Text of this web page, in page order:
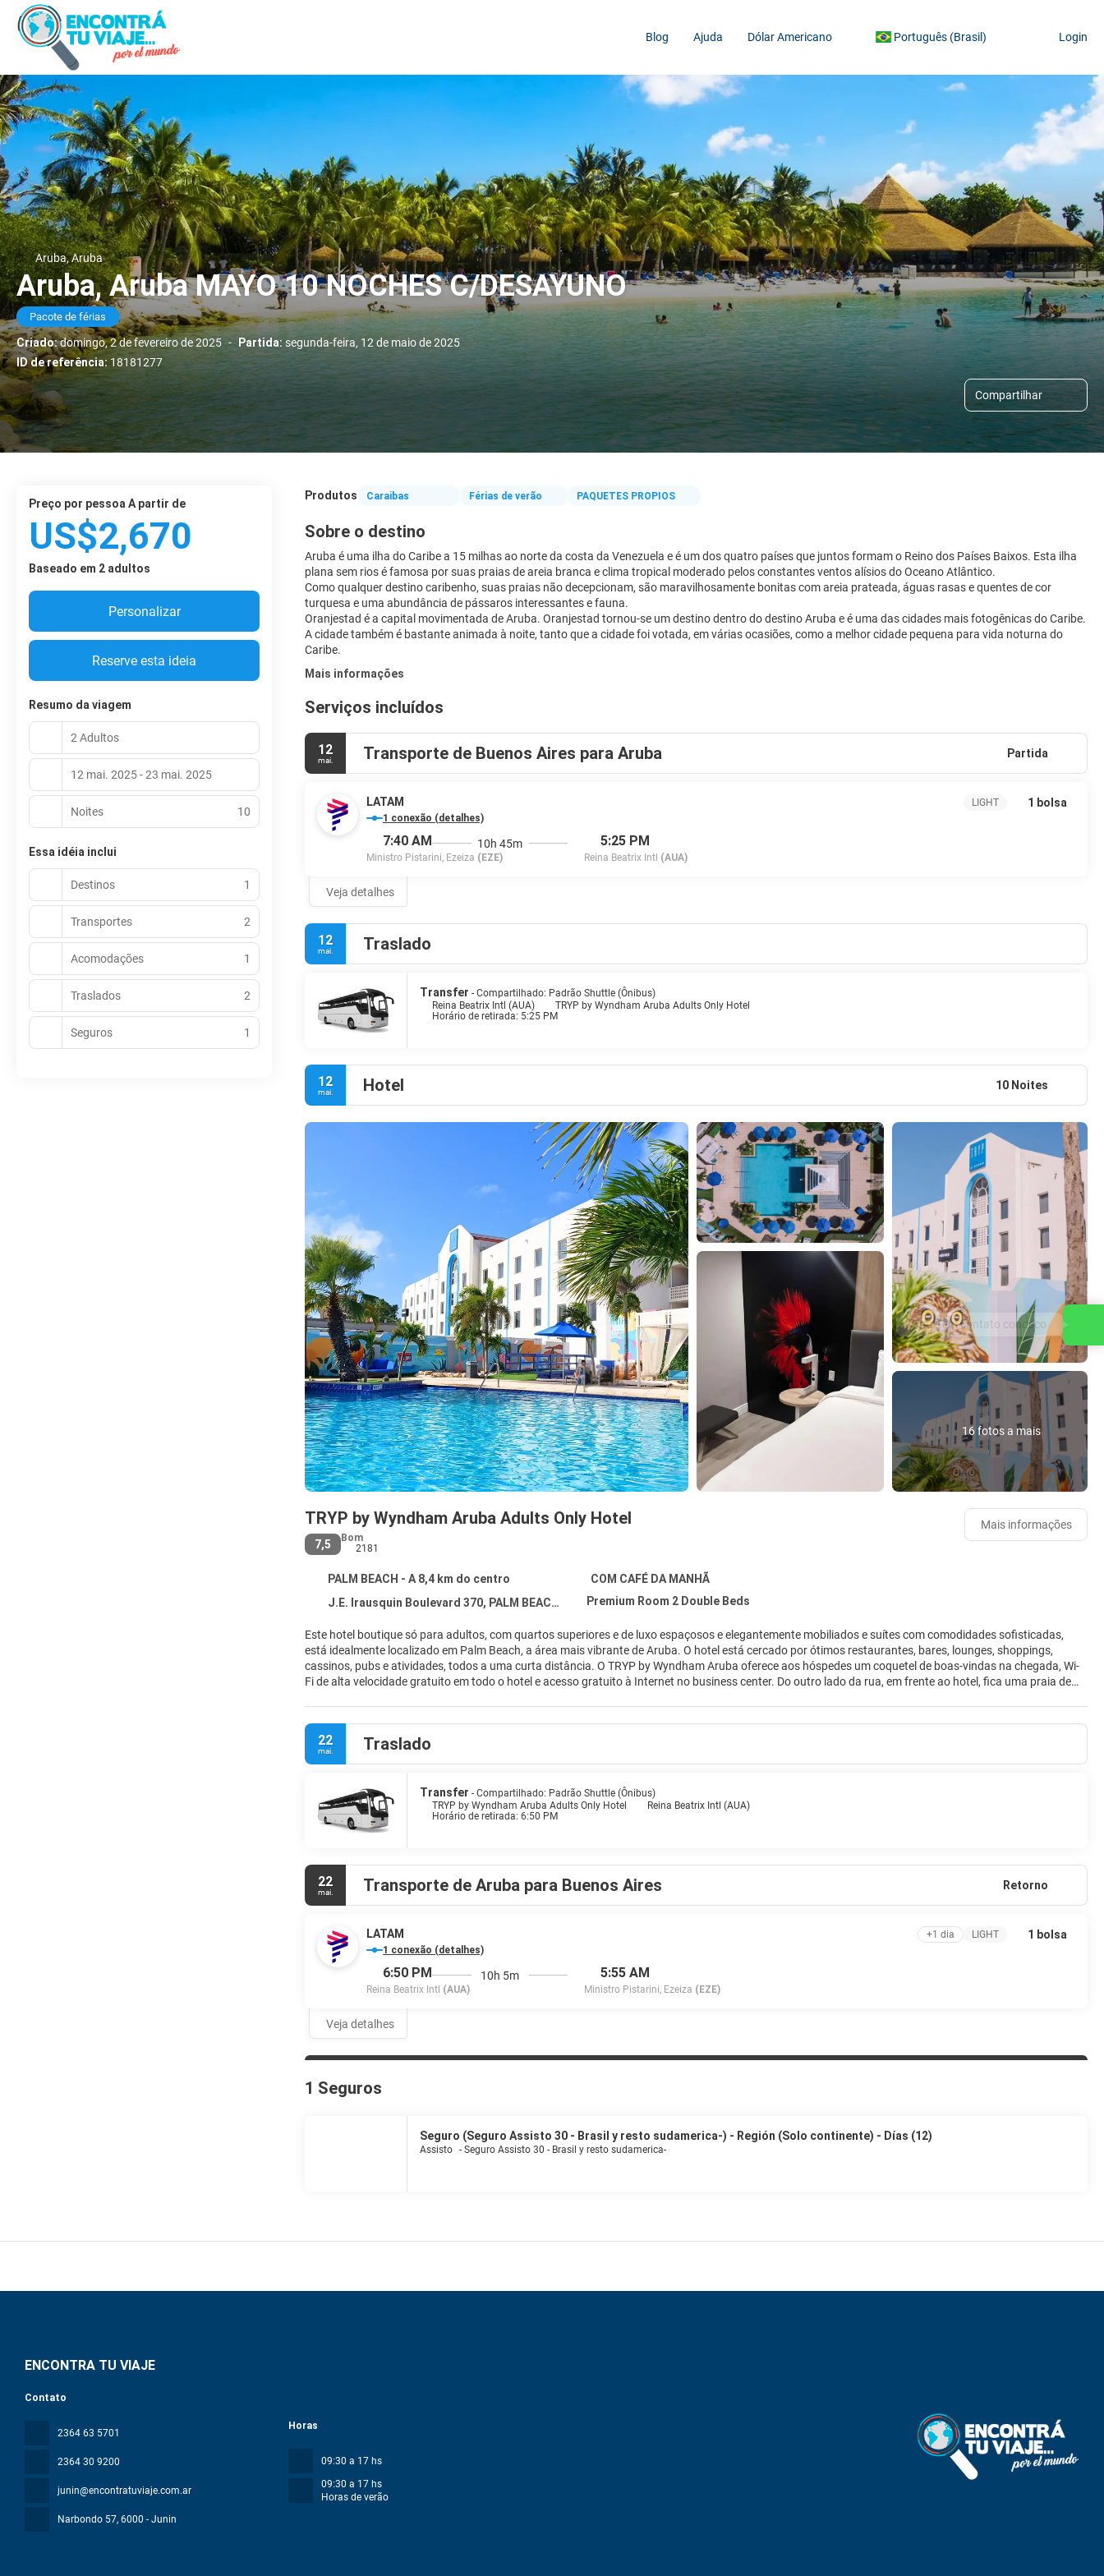
Blog Ajuda Dólar Americano Português (Brasil) Login
Aruba, Aruba
Aruba, Aruba MAYO 10 NOCHES C/DESAYUNO
Pacote de férias
Criado:domingo, 2 de fevereiro de 2025 - Partida: segunda-feira, 12 de maio de 2025
ID de referência: 18181277
Compartilhar
Produtos Caraibas Férias de verão PAQUETES PROPIOS
Sobre o destino
Aruba é uma ilha do Caribe a 15 milhas ao norte da costa da Venezuela e é um dos quatro países que juntos formam o Reino dos Países Baixos. Esta ilha
plana sem rios é famosa por suas praias de areia branca e clima tropical moderado pelos constantes ventos alísios do Oceano Atlântico.
Como qualquer destino caribenho, suas praias não decepcionam, são maravilhosamente bonitas com areia prateada, águas rasas e quentes de cor
turquesa e uma abundância de pássaros interessantes e fauna.
Oranjestad é a capital movimentada de Aruba. Oranjestad tornou-se um destino dentro do destino Aruba e é uma das cidades mais fotogênicas do Caribe.
A cidade também é bastante animada à noite, tanto que a cidade foi votada, em várias ocasiões, como a melhor cidade pequena para vida noturna do
Caribe.
Mais informações
Serviços incluídos
12
mai. Transporte de Buenos Aires para Aruba Partida
LATAM
1 conexão (detalhes)
7:40 AM
Ministro Pistarini, Ezeiza (EZE)
10h 45m 5:25 PM
Reina Beatrix Intl (AUA)
LIGHT 1 bolsa
Veja detalhes
12
mai. Traslado
Transfer - Compartilhado: Padrão Shuttle (Ônibus)
Reina Beatrix Intl (AUA)
TRYP by Wyndham Aruba Adults Only Hotel
Horário de retirada: 5:25 PM
12
mai. Hotel 10 Noites
16 fotos a mais
TRYP by Wyndham Aruba Adults Only Hotel
7,5
Bom
2181
PALM BEACH - A 8,4 km do centro
COM CAFÉ DA MANHÃ
J.E. Irausquin Boulevard 370, PALM BEACH 1200
Premium Room 2 Double Beds
Este hotel boutique só para adultos, com quartos superiores e de luxo espaçosos e elegantemente mobiliados e suítes com comodidades sofisticadas,
está idealmente localizado em Palm Beach, a área mais vibrante de Aruba. O hotel está cercado por ótimos restaurantes, bares, lounges, shoppings,
cassinos, pubs e atividades, todos a uma curta distância. O TRYP by Wyndham Aruba oferece aos hóspedes um coquetel de boas-vindas na chegada, Wi-
Fi de alta velocidade gratuito em todo o hotel e acesso gratuito à Internet no business center. Do outro lado da rua, em frente ao hotel, fica uma praia de
Mais informações
22
mai. Traslado
Transfer - Compartilhado: Padrão Shuttle (Ônibus)
TRYP by Wyndham Aruba Adults Only Hotel
Reina Beatrix Intl (AUA)
Horário de retirada: 6:50 PM
22
mai. Transporte de Aruba para Buenos Aires Retorno
LATAM
1 conexão (detalhes)
6:50 PM
Reina Beatrix Intl (AUA)
10h 5m 5:55 AM
Ministro Pistarini, Ezeiza (EZE)
+1 dia LIGHT 1 bolsa
Veja detalhes
1 Seguros
Seguro (Seguro Assisto 30 - Brasil y resto sudamerica-) - Región (Solo continente) - Días (12)
Assisto - Seguro Assisto 30 - Brasil y resto sudamerica-
preço por pessoa A partir de
US$2,670
Baseado em 2 adultos
Personalizar
Reserve esta ideia
Resumo da viagem
2 Adultos
12 mai. 2025 - 23 mai. 2025
Noites 10
Essa idéia inclui
Destinos 1
Transportes 2
Acomodações 1
Traslados 2
Seguros 1
ENCONTRA TU VIAJE
Contato
2364 63 5701
2364 30 9200
junin@encontratuviaje.com.ar
Narbondo 57, 6000 - Junin
Horas
09:30 a 17 hs
09:30 a 17 hs
Horas de verão
Entre em contato conosco